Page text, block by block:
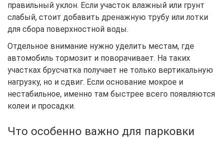
правильный уклон. Если участок влажный или грунт
слабый, стоит добавить дренажную трубу или лотки
для сбора поверхностной воды.
Отдельное внимание нужно уделить местам, где
автомобиль тормозит и поворачивает. На таких
участках брусчатка получает не только вертикальную
нагрузку, но и сдвиг. Если основание мокрое и
нестабильное, именно там быстрее всего появляются
колеи и просадки.
Что особенно важно для парковки